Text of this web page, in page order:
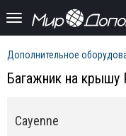
Дополнительное
Багажник на крышу
Cayenne